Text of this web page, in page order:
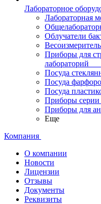
Лабораторное
Лабораторная
Облучатели
Приборы для
лабораторий
Посуда
Посуда
Посуда
Приборы серии
Приборы для
Еще
Компания
О компании
Новости
Лицензии
Отзывы
Документы
Реквизиты